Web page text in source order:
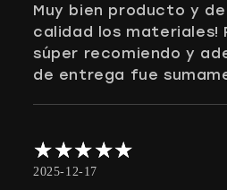
Muy bien producto y
calidad los materiales!
súper recomiendo y
de entrega fue
2025-12-17